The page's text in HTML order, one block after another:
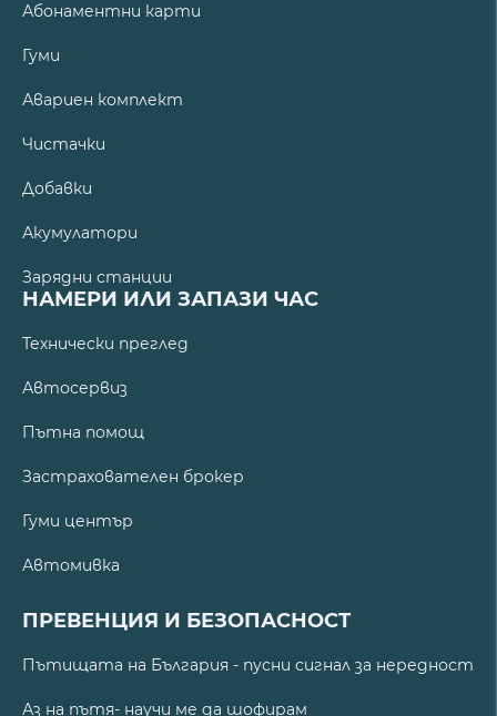
Абонаментни карти
Гуми
Авариен комплект
Чистачки
Добавки
Акумулатори
Зарядни станции
НАМЕРИ ИЛИ ЗАПАЗИ ЧАС
Технически преглед
Автосервиз
Пътна помощ
Застрахователен брокер
Гуми център
Автомивка
ПРЕВЕНЦИЯ И БЕЗОПАСНОСТ
Пътищата на България - пусни сигнал за нередност
Аз на пътя- научи ме да шофирам